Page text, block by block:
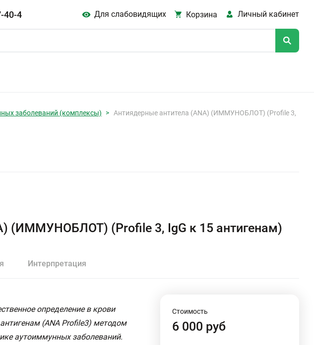
40-4 Для слабовидящих Корзина Личный кабинет
заболеваний (комплексы)
Антиядерные антитела (ANA) (ИММУНОБЛОТ) (Profile 3,
(ИММУНОБЛОТ) (Profile 3, IgG к 15 антигенам)
Интерпретация
определение в крови
(ANA Profile3) методом
аутоиммунных заболеваний.
Стоимость
6 000 руб